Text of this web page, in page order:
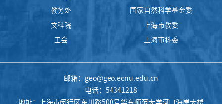
教务处
文科院
工会
国家自然科学基金委
上海市教委
上海市科委
邮箱：geo@geo.ecnu.edu.cn
电话：54341218
地址：上海市闵行区东川路500号华东师范大学河口海岸大楼